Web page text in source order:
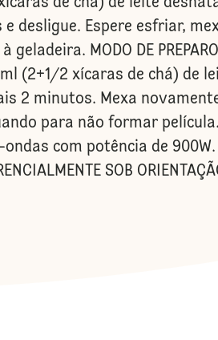
desligue. Espere esfriar,
MODO DE PREPARO
(2+1/2 xícaras de chá) de
2 minutos. Mexa
para não formar
com potência de 900W.
SOB